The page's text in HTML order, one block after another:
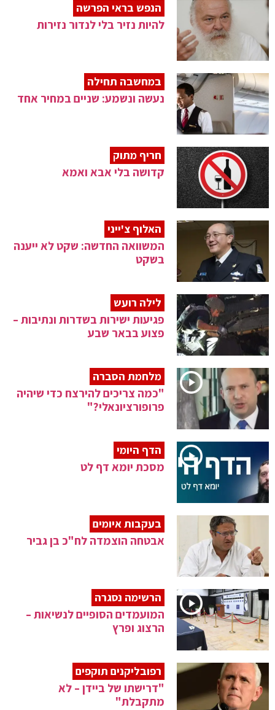
הנפש בראי הפרשה
להיות נזיר בלי לנדור נזירות
במחשבה תחילה
נעשה ונשמע: שניים במחיר אחד
חריף מתוק
קדושה בלי אבא ואמא
האלוף צ'ייני
המשוואה החדשה: שקט לא ייענה
בשקט
לילה רועש
פגיעות ישירות בשדרות ונתיבות –
פצוע בבאר שבע
מלחמת הסברה
"כמה צריכים להירצח כדי שיהיה
פרופורציונאלי?"
הדף היומי
מסכת יומא דף לט
בעקבות איומים
אבטחה הוצמדה לח"כ בן גביר
הרשימה נסגרה
המועמדים הסופיים לנשיאות –
הרצוג ופרץ
רפובליקנים תוקפים
"דרישתו של ביידן – לא
מתקבלת"